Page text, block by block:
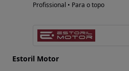
Profissional • Para o topo
Estoril Motor